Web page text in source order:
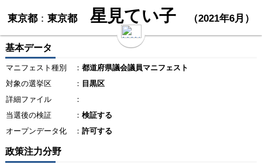
東京都： 東京都 星見てい子 （2021年6月）
基本データ
マニフェスト種別 ： 都道府県議会議員マニフェスト
対象の選挙区
： 目黒区
詳細ファイル
：
当選後の検証
： 検証する
オープンデータ化
： 許可する
政策注力分野